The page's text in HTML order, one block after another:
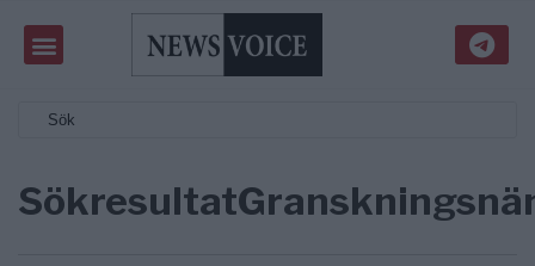
Sökresultat